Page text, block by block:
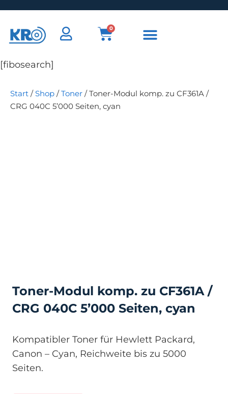
0
[fibosearch]
Start /Shop /Toner / Toner-Modul komp. zu CF361A /
CRG 040C 5’000 Seiten, cyan
Toner-Modul komp. zu CF361A /
CRG 040C 5’000 Seiten, cyan
Kompatibler Toner für Hewlett Packard,
Canon – Cyan, Reichweite bis zu 5000
Seiten.